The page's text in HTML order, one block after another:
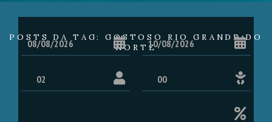
POSTS DA TAG: GOSTOSO RIO GRANDE DO
NORTE